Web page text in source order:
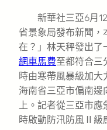
新華社三亞6月12
省景象局發布新聞，
在？」林天秤發出了
網車馬費至都符合三
時由寒帶風暴級加
海南省三亞市偏南邊
上。記者從三亞市應
時啟動防汛防風Ⅱ級